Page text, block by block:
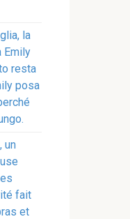
la
Emily
resta
posa
un
fait
et